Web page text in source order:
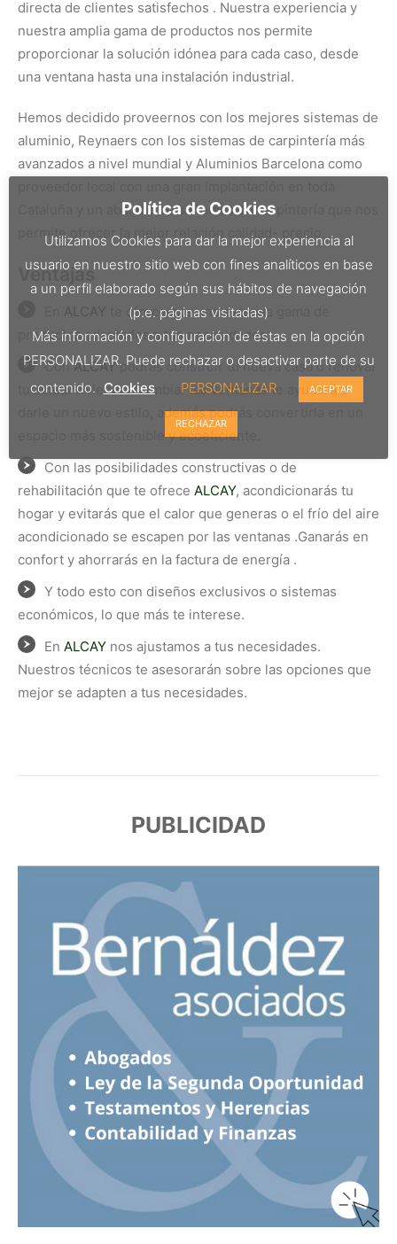
directa de clientes satisfechos . Nuestra experiencia y
nuestra amplia gama de productos nos permite
proporcionar la solución idónea para cada caso, desde
una ventana hasta una instalación industrial.
Hemos decidido proveernos con los mejores sistemas de
aluminio, Reynaers con los sistemas de carpintería más
avanzados a nivel mundial y Aluminios Barcelona como
Cataluña y un abanico de sistemas de carpintería que nos
permite ofrecer la mejor relación calidad- precio.
Ventajas
ALCAY te ofrecemos una extensa gama de
productos adaptados a tus necesidades.
ConALCAYpodrás construir tu nueva casa o renovar
tu actual vivienda. Cambiar las ventanas te ayudará a
darle un nuevo estilo, además podrás convertirla en un
espacio más sostenible y ecoeficiente.
Con las posibilidades constructivas o de
rehabilitación que te ofrece ALCAY, acondicionarás tu
hogar y evitarás que el calor que generas o el frío del aire
acondicionado se escapen por las ventanas .Ganarás en
confort y ahorrarás en la factura de energía .
Y todo esto con diseños exclusivos o sistemas
económicos, lo que más te interese.
En ALCAY nos ajustamos a tus necesidades.
Nuestros técnicos te asesorarán sobre las opciones que
mejor se adapten a tus necesidades.
PUBLICIDAD
Política de Cookies
Utilizamos Cookies para dar la mejor experiencia al
usuario en nuestro sitio web con fines analíticos en base
a un perfil elaborado según sus hábitos de navegación
(p.e. páginas visitadas)
Más información y configuración de éstas en la opción
PERSONALIZAR. Puede rechazar o desactivar parte de su
contenido. Cookies PERSONALIZAR ACEPTAR
RECHAZAR